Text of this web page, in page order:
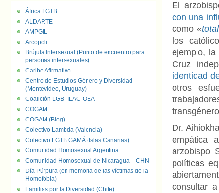
El
con una
como «
los
ejemplo,
Cruz
identidad
otros
Dr.
empática
arzobispo
políticas
consultar
África LGTB
ALDARTE
AMPGIL
Arcopoli
Brújula Intersexual (Punto de encuentro para
personas intersexuales)
Caribe Afirmativo
Centro de Estudios Género y Diversidad
(Montevideo, Uruguay)
Coalición LGBTILAC-OEA
COGAM
COGAM (Blog)
Colectivo Lambda (Valencia)
Colectivo LGTB GAMÁ (Islas Canarias)
Comunidad Homosexual Argentina
Comunidad Homosexual de Nicaragua – CHN
Día Púrpura (en memoria de las víctimas de la
Homofobia)
Familias por la Diversidad (Chile)